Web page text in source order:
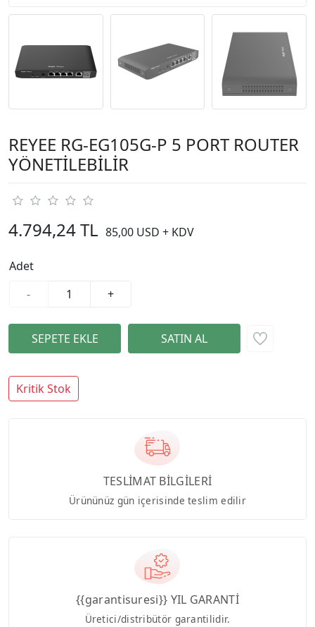
REYEE RG-EG105G-P 5 PORT ROUTER
YÖNETİLEBİLİR
4.794,24 TL 85,00 USD + KDV
Adet
-
+
Kritik Stok
TESLİMAT BİLGİLERİ
Ürününüz gün içerisinde teslim edilir
{{garantisuresi}} YIL GARANTİ
Üretici/distribütör garantilidir.